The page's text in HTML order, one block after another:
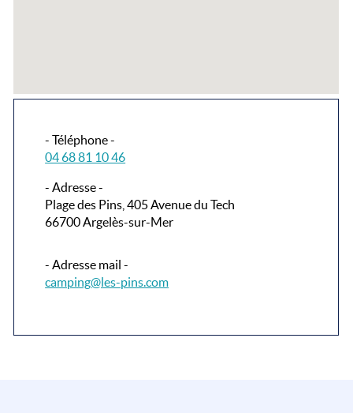
- Téléphone -
04 68 81 10 46
- Adresse -
Plage des Pins, 405 Avenue du Tech
66700 Argelès-sur-Mer
- Adresse mail -
camping@les-pins.com